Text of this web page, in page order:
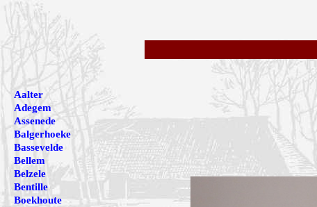
Aalter
Adegem
Assenede
Balgerhoeke
Bassevelde
Bellem
Belzele
Bentille
Boekhoute